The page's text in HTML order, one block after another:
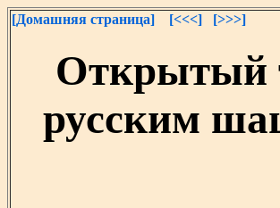
[Домашняя страница] [<<<] [>>>]
Открытый
русским